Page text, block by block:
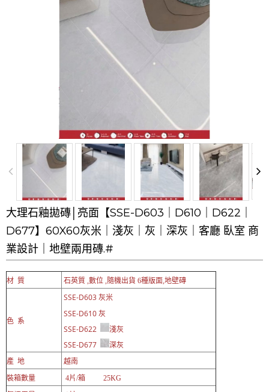
大理石釉拋磚│亮面【SSE-D603｜D610｜D622｜
D677】60X60灰米｜淺灰｜灰｜深灰｜客廳 臥室 商
業設計｜地壁兩用磚.#
材 質 石英質 ,數位 ,隨機出貨 6種版面,地壁磚
色 系
SSE-D603 灰米
SSE-D610 灰
SSE-D622
淺灰
SSE-D677
深灰
產 地
越南
裝箱數量
4片/箱 25KG